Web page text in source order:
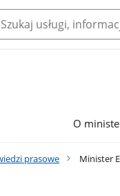
O
prasowe Minister